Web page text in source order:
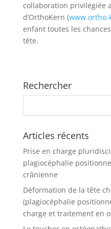
collaboration privilégiée
d’OrthoKern (www.ortho-
enfant toutes les
tête.
Rechercher
Articles récents
Prise en charge
plagiocéphalie
crânienne
Déformation de la tête
(plagiocéphalie
charge et traitement en